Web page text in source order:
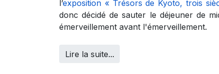
l’exposition « Trésors de Kyoto, trois
donc décidé de sauter le déjeuner de
émerveillement avant l'émerveillement.
Lire la suite...